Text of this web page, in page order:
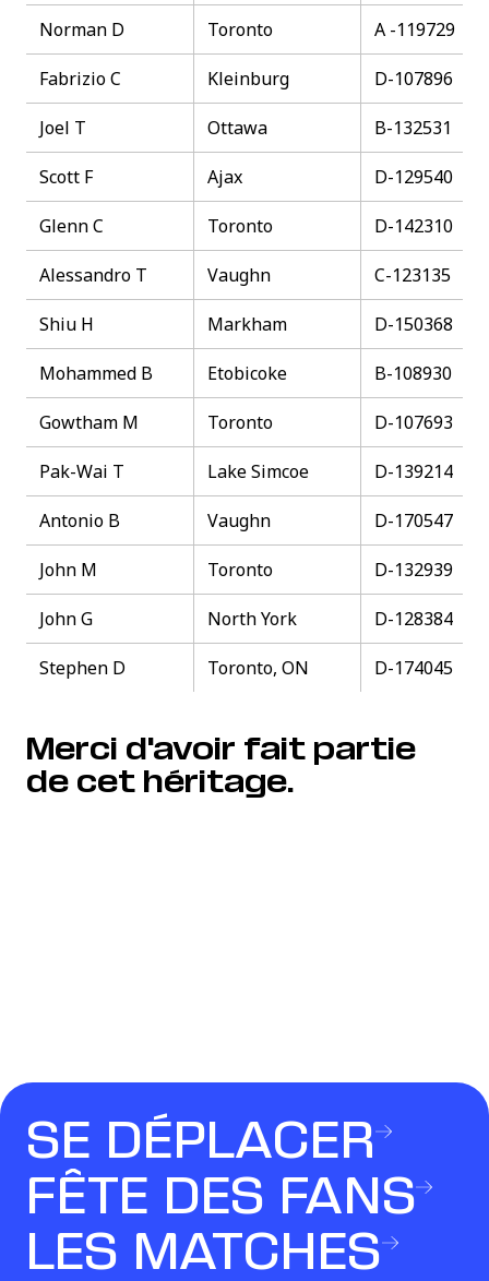
Norman D Toronto A -119729
Fabrizio C Kleinburg D-107896
Joel T Ottawa B-132531
Scott F Ajax D-129540
Glenn C Toronto D-142310
Alessandro T Vaughn C-123135
Shiu H Markham D-150368
Mohammed B Etobicoke B-108930
Gowtham M Toronto D-107693
Pak-Wai T Lake Simcoe D-139214
Antonio B Vaughn D-170547
John M Toronto D-132939
John G North York D-128384
Stephen D Toronto, ON D-174045
Merci d'avoir fait partie
de cet héritage.
SE DÉPLACER
FÊTE DES FANS
LES MATCHES